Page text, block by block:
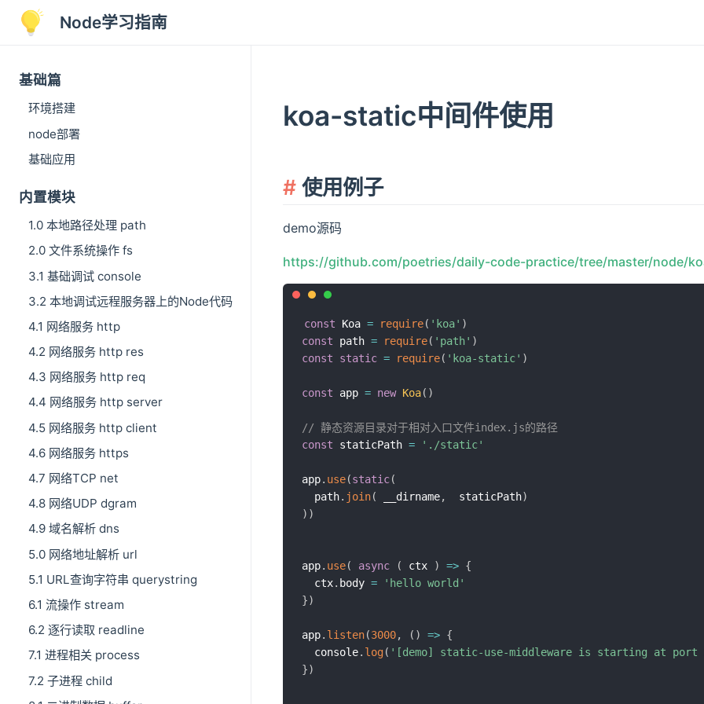
Node学习指南
基础篇
环境搭建
node部署
基础应用
内置模块
1.0 本地路径处理 path
2.0 文件系统操作 fs
3.1 基础调试 console
3.2 本地调试远程服务器上的Node代码
4.1 网络服务 http
4.2 网络服务 http res
4.3 网络服务 http req
4.4 网络服务 http server
4.5 网络服务 http client
4.6 网络服务 https
4.7 网络TCP net
4.8 网络UDP dgram
4.9 域名解析 dns
5.0 网络地址解析 url
5.1 URL查询字符串 querystring
6.1 流操作 stream
6.2 逐行读取 readline
7.1 进程相关 process
7.2 子进程 child
koa-static中间件使用
使用例子
demo源码
https://github.com/poetries/daily-code-practice/tree/master/node/
const Koa = require( 'koa' )
const path = require( 'path' )
const
static = require( 'koa-static' )
const app = new Koa( )
// 静态资源目录对于相对入口文件index.js的路径
const staticPath = './static'
app. use(static(
  path
. join( __dirname,
  staticPath
)
) )
app. use( async ( ctx ) => {
  ctx
. body =
'hello world'
})
app. listen(3000, ( ) => {
  console
. log( '[demo] static-use-middleware is starting at port
})